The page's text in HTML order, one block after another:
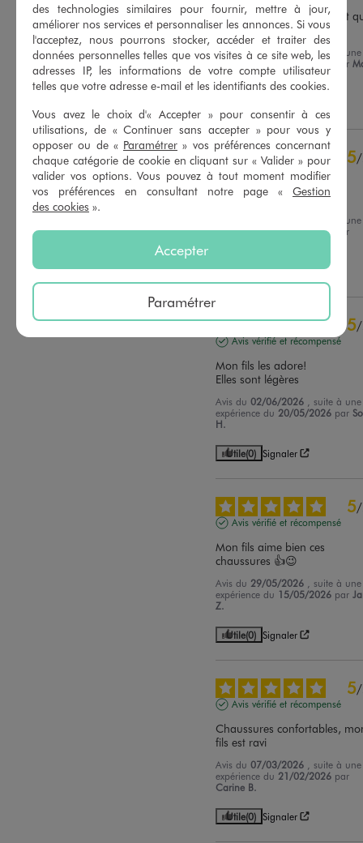
Basé sur5 avis soumis à un
contrôle
Voir tous les avis sur ce site
5étoiles
5
4étoiles
0
3étoiles
0
2étoiles
0
0
Impeccable pour un enfant
court partout.
Avis du03/08/2026 , suite à une
expérience du20/07/2026 par
Louise M.
5/
Avis vérifié et récompensé
Très bonne qualité !
, suite à une
expérience du17/07/2026
par
Utile(0) Signaler
5/
Avis vérifié et récompensé
Mon fils les adore!
Elles sont légères
Avis du02/06/2026
, suite à une
expérience du 20/05/2026 par
H.
Utile(0) Signaler
5/
Avis vérifié et récompensé
Mon fils aime bien ces
chaussures 👍😉
Avis du 29/05/2026
, suite à une
expérience du 15/05/2026 par
Z.
Utile(0) Signaler
5/
Avis vérifié et récompensé
Chaussures confortables,
fils est ravi
Avis du07/03/2026
, suite à une
expérience du 21/02/2026 par
Carine B.
Utile(0) Signaler
des technologies similaires pour fournir, mettre à jour,
améliorer nos services et personnaliser les annonces. Si vous
l'acceptez, nous pourrons stocker, accéder et traiter des
données personnelles telles que vos visites à ce site web, les
adresses IP, les informations de votre compte utilisateur
telles que votre adresse e-mail et les identifiants des cookies.
Vous avez le choix d'« Accepter » pour consentir à ces
utilisations, de « Continuer sans accepter » pour vous y
opposer ou de « Paramétrer » vos préférences concernant
chaque catégorie de cookie en cliquant sur « Valider » pour
valider vos options. Vous pouvez à tout moment modifier
vos préférences en consultant notre page « Gestion
des cookies ».
Accepter
Paramétrer